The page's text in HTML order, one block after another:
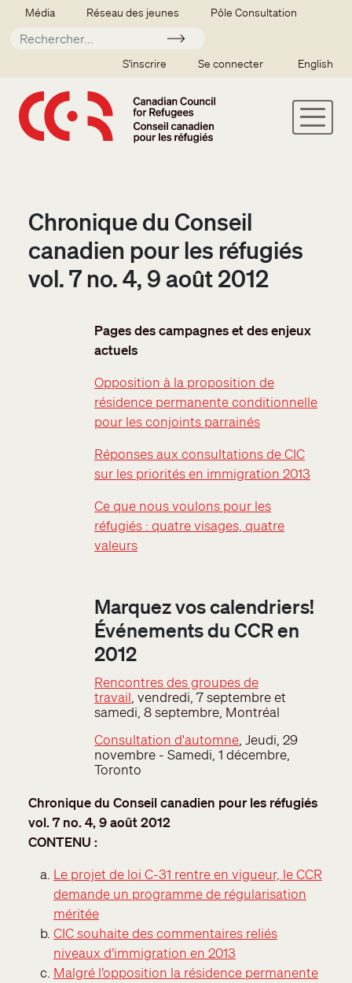
Aller au contenu principal
Secondary menu
Média Réseau des jeunes Pôle Consultation
Soumettre
SSO user menu
S'inscrire Se connecter English
Chronique du Conseil
canadien pour les réfugiés
vol. 7 no. 4, 9 août 2012
Pages des campagnes et des enjeux
actuels
Opposition à la proposition de
résidence permanente conditionnelle
pour les conjoints parrainés
Réponses aux consultations de CIC
sur les priorités en immigration 2013
Ce que nous voulons pour les
réfugiés : quatre visages, quatre
valeurs
Marquez vos calendriers!
Événements du CCR en
2012
Rencontres des groupes de
travail, vendredi, 7 septembre et
samedi, 8 septembre, Montréal
Consultation d'automne, Jeudi, 29
novembre - Samedi, 1 décembre,
Toronto
Chronique du Conseil canadien pour les réfugiés
vol. 7 no. 4, 9 août 2012
CONTENU :
Le projet de loi C-31 rentre en vigueur, le CCR
demande un programme de régularisation
méritée
CIC souhaite des commentaires reliés
niveaux d’immigration en 2013
Malgré l’opposition la résidence permanente